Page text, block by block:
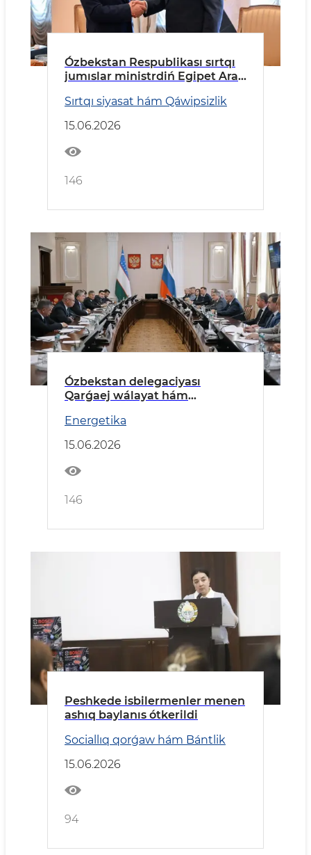
Ózbekstan Respublikası sırtqı
jumıslar ministrdiń Egipet Arab
Sırtqı siyasat hám Qáwipsizlik
15.06.2026
146
Ózbekstan delegaciyası
Qarǵaej wálayat hám
Energetika
15.06.2026
146
Peshkede isbilermenler menen
ashıq baylanıs ótkerildi
Sociallıq qorǵaw hám Bántlik
15.06.2026
94